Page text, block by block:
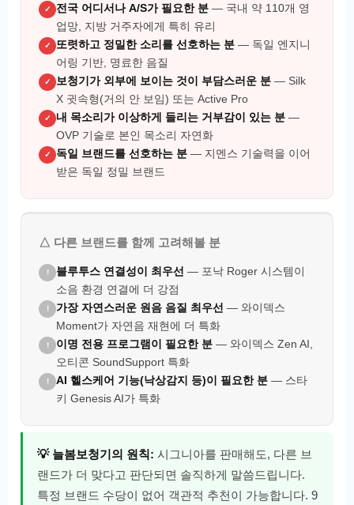
✓ 전국 어디서나 A/S가 필요한 분 — 국내 약 110개 영
업망, 지방 거주자에게 특히 유리
✓ 또렷하고 정밀한 소리를 선호하는 분 — 독일 엔지니
어링 기반, 명료한 음질
✓ 보청기가 외부에 보이는 것이 부담스러운 분 — Silk
X 귓속형(거의 안 보임) 또는 Active Pro
✓ 내 목소리가 이상하게 들리는 거부감이 있는 분 —
OVP 기술로 본인 목소리 자연화
✓ 독일 브랜드를 선호하는 분 — 지멘스 기술력을 이어
받은 독일 정밀 브랜드
△ 다른 브랜드를 함께 고려해볼 분
! 블루투스 연결성이 최우선 — 포낙 Roger 시스템이
소음 환경 연결에 더 강점
! 가장 자연스러운 원음 음질 최우선 — 와이덱스
Moment가 자연음 재현에 더 특화
! 이명 전용 프로그램이 필요한 분 — 와이덱스 Zen AI,
오티콘 SoundSupport 특화
! AI 헬스케어 기능(낙상감지 등)이 필요한 분 — 스타
키 Genesis AI가 특화
💡 늘봄보청기의 원칙: 시그니아를 판매해도, 다른 브
랜드가 더 맞다고 판단되면 솔직하게 말씀드립니다.
특정 브랜드 수당이 없어 객관적 추천이 가능합니다. 9